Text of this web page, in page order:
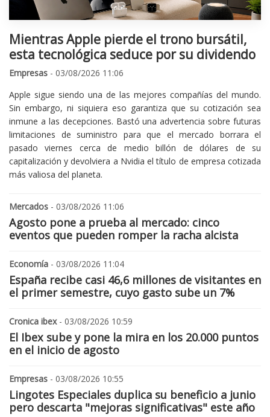
Mientras Apple pierde el trono bursátil,
esta tecnológica seduce por su dividendo
Empresas - 03/08/2026 11:06
Apple sigue siendo una de las mejores compañías del mundo.
Sin embargo, ni siquiera eso garantiza que su cotización sea
inmune a las decepciones. Bastó una advertencia sobre futuras
limitaciones de suministro para que el mercado borrara el
pasado viernes cerca de medio billón de dólares de su
capitalización y devolviera a Nvidia el título de empresa cotizada
más valiosa del planeta.
Mercados - 03/08/2026 11:06
Agosto pone a prueba al mercado: cinco
eventos que pueden romper la racha alcista
Economía - 03/08/2026 11:04
España recibe casi 46,6 millones de visitantes en
el primer semestre, cuyo gasto sube un 7%
Cronica ibex- 03/08/2026 10:59
El Ibex sube y pone la mira en los 20.000 puntos
en el inicio de agosto
Empresas - 03/08/2026 10:55
Lingotes Especiales duplica su beneficio a junio
pero descarta "mejoras significativas" este año